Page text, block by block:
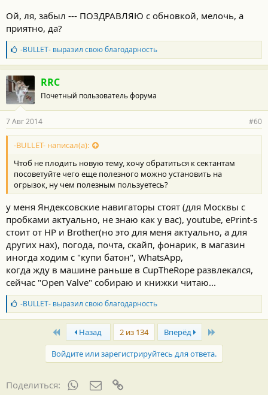
Ой, ля, забыл --- ПОЗДРАВЛЯЮ с обновкой, мелочь, а
приятно, да?
Б
л
а
г
о
д
а
н
о
с
и
:
-BULLET-выразил свою благодарность
RRC
Почетный пользователь форума
7 Авг 2014 #60
-BULLET- написал(а):
Чтоб не плодить новую тему, хочу обратиться к сектантам
посоветуйте чего еще полезного можно установить на
огрызок, ну чем полезным пользуетесь?
у меня Яндексовские навигаторы стоят (для Москвы с
пробками актуально, не знаю как у вас), youtube, ePrint-s
стоит от HP и Brother(но это для меня актуально, а для
других нах), погода, почта, скайп, фонарик, в магазин
иногда ходим с "купи батон", WhatsApp,
когда жду в машине раньше в CupTheRope развлекался,
сейчас "Open Valve" собираю и книжки читаю...
Б
л
а
о
-BULLET-выразил свою благодарность
First Назад 2 из 134 Вперёд
Войдите или зарегистрируйтесь для ответа.
Поделиться: WhatsAppЭлектронная почта